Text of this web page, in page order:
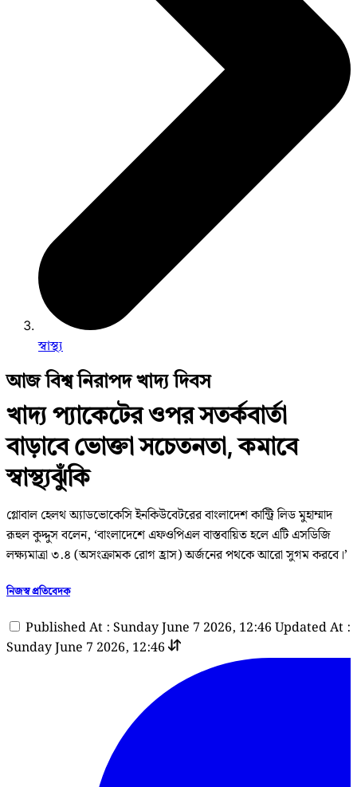
স্বাস্থ্য
আজ বিশ্ব নিরাপদ খাদ্য দিবস
খাদ্য প্যাকেটের ওপর সতর্কবার্তা
বাড়াবে ভোক্তা সচেতনতা, কমাবে
স্বাস্থ্যঝুঁকি
গ্লোবাল হেলথ অ্যাডভোকেসি ইনকিউবেটরের বাংলাদেশ কান্ট্রি লিড মুহাম্মাদ
রূহুল কুদ্দুস বলেন, ‘বাংলাদেশে এফওপিএল বাস্তবায়িত হলে এটি এসডিজি
লক্ষ্যমাত্রা ৩.৪ (অসংক্রামক রোগ হ্রাস) অর্জনের পথকে আরো সুগম করবে।’
নিজস্ব প্রতিবেদক
Published At : Sunday June 7 2026, 12:46 Updated At :
Sunday June 7 2026, 12:46